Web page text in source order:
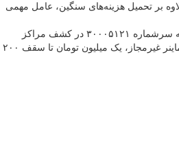
بر تحمیل هزینه‌های سنگین، عامل مهمی
بر اساس اعلام توانیر، شهروندان می‌توانند با ارسال گزارش به سرشماره ۳۰۰۰۵۱۲۱ در کشف مراکز
غیرمجاز همکاری کنند. به گزارش‌دهندگان به ازای هر دستگاه ماینر غیرمجاز، یک میلیون تومان تا سقف ۲۰۰